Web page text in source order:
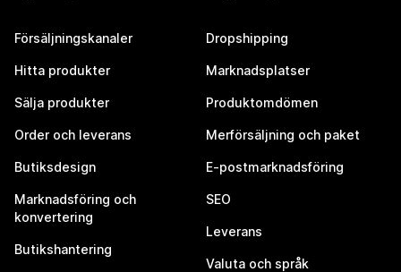
Försäljningskanaler
Hitta produkter
Sälja produkter
Order och leverans
Butiksdesign
Marknadsföring och
konvertering
Butikshantering
Dropshipping
Marknadsplatser
Produktomdömen
Merförsäljning och paket
E-postmarknadsföring
SEO
Leverans
Valuta och språk